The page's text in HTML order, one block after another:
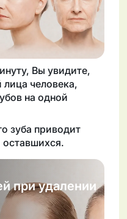
Вы увидите,
человека,
на одной
зуба приводит
оставшихся.
при удалении